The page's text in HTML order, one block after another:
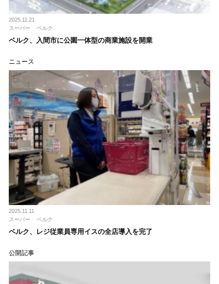
2025.11.21
スーパー
ベルク
ベルク、入間市に公園一体型の商業施設を開業
ニュース
2025.11.11
スーパー
ベルク
ベルク、レジ従業員専用イスの全店導入を完了
公開記事